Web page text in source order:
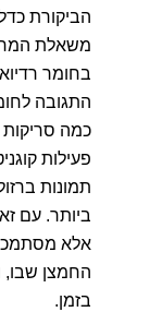
הביקורת
משאלת
בחומר
התגובה
כמה סריקות
פעילות
תמונות
ביותר. עם
אלא
החמצן שבו,
בזמן.